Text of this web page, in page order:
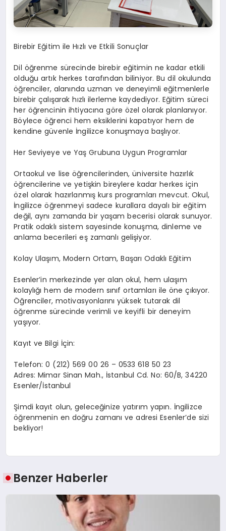
Birebir Eğitim ile Hızlı ve Etkili Sonuçlar
Dil öğrenme sürecinde birebir eğitimin ne kadar etkili
olduğu artık herkes tarafından biliniyor. Bu dil okulunda
öğrenciler, alanında uzman ve deneyimli eğitmenlerle
birebir çalışarak hızlı ilerleme kaydediyor. Eğitim süreci
her öğrencinin ihtiyacına göre özel olarak planlanıyor.
Böylece öğrenci hem eksiklerini kapatıyor hem de
kendine güvenle İngilizce konuşmaya başlıyor.
Her Seviyeye ve Yaş Grubuna Uygun Programlar
Ortaokul ve lise öğrencilerinden, üniversite hazırlık
öğrencilerine ve yetişkin bireylere kadar herkes için
özel olarak hazırlanmış kurs programları mevcut. Okul,
İngilizce öğrenmeyi sadece kurallara dayalı bir eğitim
değil, aynı zamanda bir yaşam becerisi olarak sunuyor.
Pratik odaklı sistem sayesinde konuşma, dinleme ve
anlama becerileri eş zamanlı gelişiyor.
Kolay Ulaşım, Modern Ortam, Başarı Odaklı Eğitim
Esenler’in merkezinde yer alan okul, hem ulaşım
kolaylığı hem de modern sınıf ortamları ile öne çıkıyor.
Öğrenciler, motivasyonlarını yüksek tutarak dil
öğrenme sürecinde verimli ve keyifli bir deneyim
yaşıyor.
Kayıt ve Bilgi İçin:
Telefon: 0 (212) 569 00 26 – 0533 618 50 23
Adres: Mimar Sinan Mah., İstanbul Cd. No: 60/B, 34220
Esenler/İstanbul
Şimdi kayıt olun, geleceğinize yatırım yapın. İngilizce
öğrenmenin en doğru zamanı ve adresi Esenler’de sizi
bekliyor!
Benzer Haberler